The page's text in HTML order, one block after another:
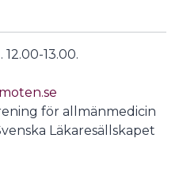
13.00.
för allmänmedicin
Läkaresällskapet